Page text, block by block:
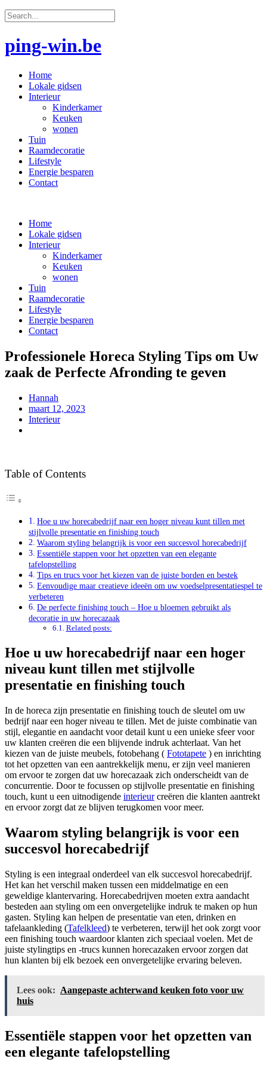
ping-win.be
Home
Lokale gidsen
Interieur
Kinderkamer
Keuken
wonen
Tuin
Raamdecoratie
Lifestyle
Energie besparen
Contact
Home
Lokale gidsen
Interieur
Kinderkamer
Keuken
wonen
Tuin
Raamdecoratie
Lifestyle
Energie besparen
Contact
Professionele Horeca Styling Tips om Uw
zaak de Perfecte Afronding te geven
Hannah
maart 12, 2023
Interieur
Table of Contents
Hoe u uw horecabedrijf naar een hoger niveau kunt tillen met
stijlvolle presentatie en finishing touch
Waarom styling belangrijk is voor een succesvol horecabedrijf
Essentiële stappen voor het opzetten van een elegante
tafelopstelling
Tips en trucs voor het kiezen van de juiste borden en bestek
Eenvoudige maar creatieve ideeën om uw voedselpresentatiespel te
verbeteren
De perfecte finishing touch – Hoe u bloemen gebruikt als
decoratie in uw horecazaak
Related posts:
Hoe u uw horecabedrijf naar een hoger
niveau kunt tillen met stijlvolle
presentatie en finishing touch
In de horeca zijn presentatie en finishing touch de sleutel om uw
bedrijf naar een hoger niveau te tillen. Met de juiste combinatie van
stijl, elegantie en aandacht voor detail kunt u een unieke sfeer voor
uw klanten creëren die een blijvende indruk achterlaat. Van het
kiezen van de juiste meubels, fotobehang ( Fototapete ) en inrichting
tot het opzetten van een aantrekkelijk menu, er zijn veel manieren
om ervoor te zorgen dat uw horecazaak zich onderscheidt van de
concurrentie. Door te focussen op stijlvolle presentatie en finishing
touch, kunt u een uitnodigende interieurcreëren die klanten aantrekt
en ervoor zorgt dat ze blijven terugkomen voor meer.
Waarom styling belangrijk is voor een
succesvol horecabedrijf
Styling is een integraal onderdeel van elk succesvol horecabedrijf.
Het kan het verschil maken tussen een middelmatige en een
geweldige klantervaring. Horecabedrijven moeten extra aandacht
besteden aan styling om een onvergetelijke indruk te maken op hun
gasten. Styling kan helpen de presentatie van eten, drinken en
tafelaankleding (Tafelkleed) te verbeteren, terwijl het ook zorgt voor
een finishing touch waardoor klanten zich speciaal voelen. Met de
juiste stylingtips en -trucs kunnen horecazaken ervoor zorgen dat
hun klanten bij elk bezoek een onvergetelijke ervaring beleven.
Lees ook: Aangepaste achterwand keuken foto voor uw
huis
Essentiële stappen voor het opzetten van
een elegante tafelopstelling